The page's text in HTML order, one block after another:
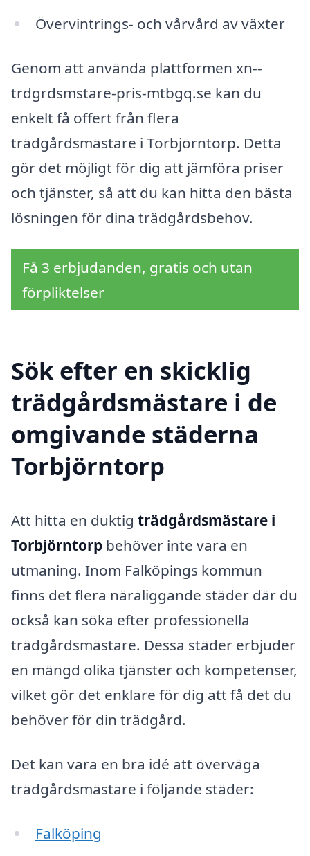
Övervintrings- och vårvård av växter
Genom att använda plattformen xn--
trdgrdsmstare-pris-mtbgq.se kan du
enkelt få offert från flera
trädgårdsmästare i Torbjörntorp. Detta
gör det möjligt för dig att jämföra priser
och tjänster, så att du kan hitta den bästa
lösningen för dina trädgårdsbehov.
Få 3 erbjudanden, gratis och utan
förpliktelser
Sök efter en skicklig
trädgårdsmästare i de
omgivande städerna
Torbjörntorp
Att hitta en duktig trädgårdsmästare i
Torbjörntorp behöver inte vara en
utmaning. Inom Falköpings kommun
finns det flera näraliggande städer där du
också kan söka efter professionella
trädgårdsmästare. Dessa städer erbjuder
en mängd olika tjänster och kompetenser,
vilket gör det enklare för dig att få det du
behöver för din trädgård.
Det kan vara en bra idé att överväga
trädgårdsmästare i följande städer:
Falköping